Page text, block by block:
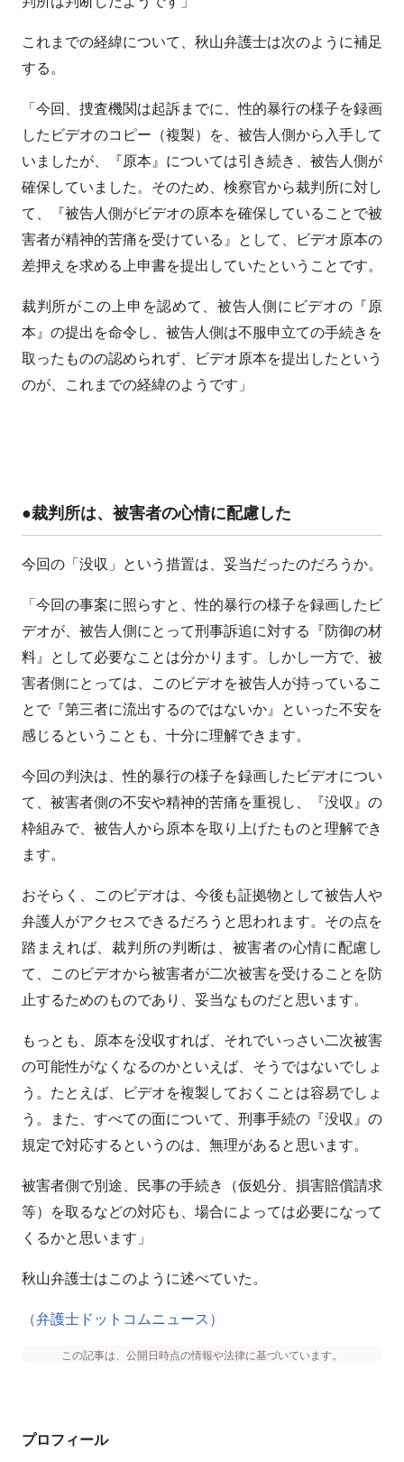
これまでの経緯について、秋山弁護士は次のように補足
する。
「今回、捜査機関は起訴までに、性的暴行の様子を録画
したビデオのコピー（複製）を、被告人側から入手して
いましたが、『原本』については引き続き、被告人側が
確保していました。そのため、検察官から裁判所に対し
て、『被告人側がビデオの原本を確保していることで被
害者が精神的苦痛を受けている』として、ビデオ原本の
差押えを求める上申書を提出していたということです。
裁判所がこの上申を認めて、被告人側にビデオの『原
本』の提出を命令し、被告人側は不服申立ての手続きを
取ったものの認められず、ビデオ原本を提出したという
のが、これまでの経緯のようです」
●裁判所は、被害者の心情に配慮した
今回の「没収」という措置は、妥当だったのだろうか。
「今回の事案に照らすと、性的暴行の様子を録画したビ
デオが、被告人側にとって刑事訴追に対する『防御の材
料』として必要なことは分かります。しかし一方で、被
害者側にとっては、このビデオを被告人が持っているこ
とで『第三者に流出するのではないか』といった不安を
感じるということも、十分に理解できます。
今回の判決は、性的暴行の様子を録画したビデオについ
て、被害者側の不安や精神的苦痛を重視し、『没収』の
枠組みで、被告人から原本を取り上げたものと理解でき
ます。
おそらく、このビデオは、今後も証拠物として被告人や
弁護人がアクセスできるだろうと思われます。その点を
踏まえれば、裁判所の判断は、被害者の心情に配慮し
て、このビデオから被害者が二次被害を受けることを防
止するためのものであり、妥当なものだと思います。
もっとも、原本を没収すれば、それでいっさい二次被害
の可能性がなくなるのかといえば、そうではないでしょ
う。たとえば、ビデオを複製しておくことは容易でしょ
う。また、すべての面について、刑事手続の『没収』の
規定で対応するというのは、無理があると思います。
被害者側で別途、民事の手続き（仮処分、損害賠償請求
等）を取るなどの対応も、場合によっては必要になって
くるかと思います」
秋山弁護士はこのように述べていた。
（弁護士ドットコムニュース）
この記事は、公開日時点の情報や法律に基づいています。
プロフィール